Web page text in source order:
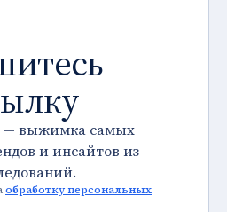
— выжимка самых
и инсайтов из
обработку персональных